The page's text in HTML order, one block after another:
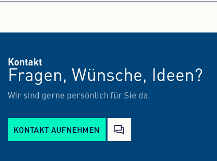
Kontakt
Fragen, Wünsche, Ideen?
Wir sind gerne persönlich für Sie da.
KONTAKT AUFNEHMEN